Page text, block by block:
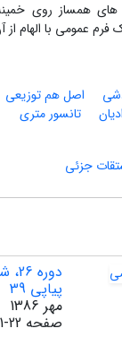
همساز روی
عمومی با الهام از
اصل هم توزیعی
تانسور متری
جزئی
پیاپی 39
مهر 1386
صفحه 1-22